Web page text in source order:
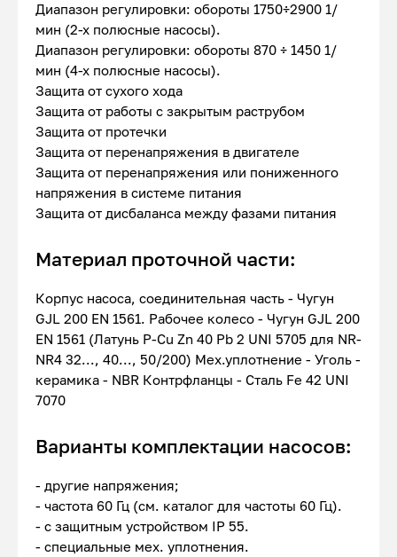
Диапазон регулировки: обороты 1750÷2900 1/
мин (2-х полюсные насосы).
Диапазон регулировки: обороты 870 ÷ 1450 1/
мин (4-х полюсные насосы).
Защита от сухого хода
Защита от работы с закрытым раструбом
Защита от протечки
Защита от перенапряжения в двигателе
Защита от перенапряжения или пониженного
напряжения в системе питания
Защита от дисбаланса между фазами питания
Материал проточной части:
Корпус насоса, соединительная часть - Чугун
GJL 200 EN 1561. Рабочее колесо - Чугун GJL 200
EN 1561 (Латунь P-Cu Zn 40 Pb 2 UNI 5705 для NR-
NR4 32..., 40..., 50/200) Мех.уплотнение - Уголь -
керамика - NBR Контрфланцы - Сталь Fe 42 UNI
7070
Варианты комплектации насосов:
- другие напряжения;
- частота 60 Гц (см. каталог для частоты 60 Гц).
- с защитным устройством IP 55.
- специальные мех. уплотнения.